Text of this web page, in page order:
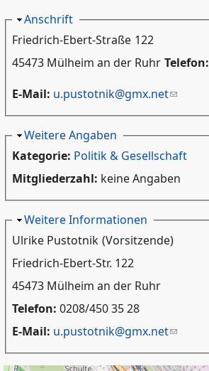
Ausblenden
Anschrift
Friedrich-Ebert-Straße 122
45473 Mülheim an der Ruhr Telefon:
E-Mail: u.pustotnik@gmx.net
Ausblenden
Weitere Angaben
Kategorie: Politik & Gesellschaft
Mitgliederzahl: keine Angaben
Ausblenden
Weitere Informationen
Ulrike Pustotnik (Vorsitzende)
Friedrich-Ebert-Str. 122
45473 Mülheim an der Ruhr
Telefon: 0208/450 35 28
E-Mail: u.pustotnik@gmx.net